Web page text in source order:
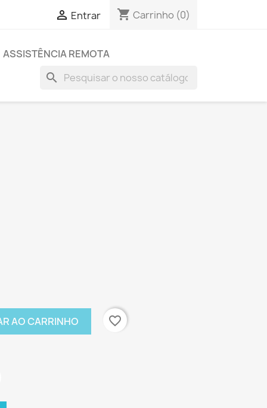
 Entrar shopping_cart Carrinho (0)
ASSISTÊNCIA REMOTA
search
AO CARRINHO favorite_border